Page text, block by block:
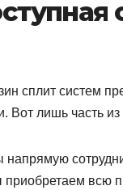
сплит систем
Вот лишь часть из
всю